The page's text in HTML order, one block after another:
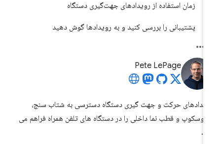
زمان استفاده از رویدادهای جهت‌گیری دستگاه
پشتیبانی را بررسی کنید و به رویدادها گوش دهید
Pete LePage
حرکت و جهت گیری دستگاه دسترسی به شتاب سنج،
و قطب نما داخلی را در دستگاه های تلفن همراه فراهم می